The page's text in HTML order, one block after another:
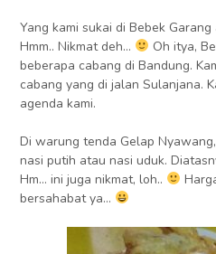
Yang kami sukai di Bebek
Hmm.. Nikmat deh…
Oh itya,
beberapa cabang di Bandung.
cabang yang di jalan Sulanjana.
agenda kami.
Di warung tenda Gelap
nasi putih atau nasi uduk.
Hm… ini juga nikmat, loh..
bersahabat ya…